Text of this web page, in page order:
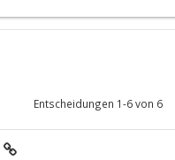
Entscheidungen 1-6 von 6